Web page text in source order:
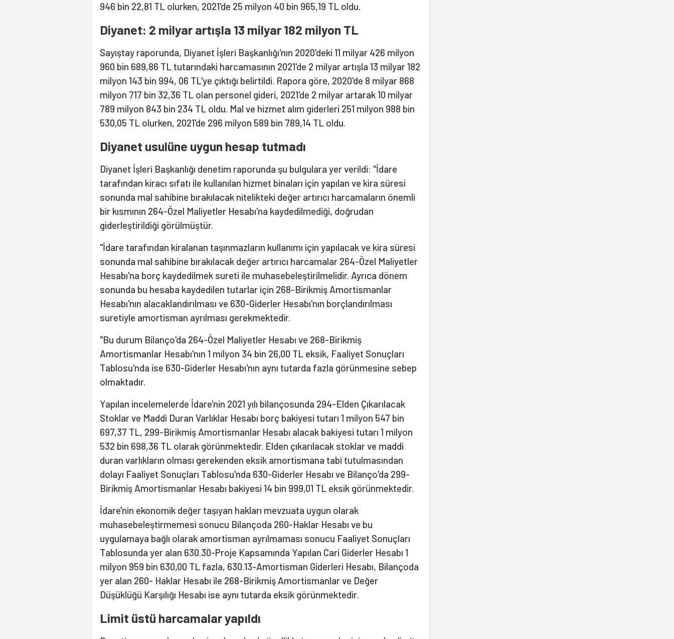
946 bin 22,81 TL olurken, 2021'de 25 milyon 40 bin 965,19 TL oldu.
Diyanet: 2 milyar artışla 13 milyar 182 milyon TL
Sayıştay raporunda, Diyanet İşleri Başkanlığı'nın 2020'deki 11 milyar 426 milyon
960 bin 689,86 TL tutarındaki harcamasının 2021'de 2 milyar artışla 13 milyar 182
milyon 143 bin 994, 06 TL'ye çıktığı belirtildi. Rapora göre, 2020'de 8 milyar 868
milyon 717 bin 32,36 TL olan personel gideri, 2021'de 2 milyar artarak 10 milyar
789 milyon 843 bin 234 TL oldu. Mal ve hizmet alım giderleri 251 milyon 988 bin
530,05 TL olurken, 2021'de 296 milyon 589 bin 789,14 TL oldu.
Diyanet usulüne uygun hesap tutmadı
Diyanet İşleri Başkanlığı denetim raporunda şu bulgulara yer verildi: "İdare
tarafından kiracı sıfatı ile kullanılan hizmet binaları için yapılan ve kira süresi
sonunda mal sahibine bırakılacak nitelikteki değer artırıcı harcamaların önemli
bir kısmının 264-Özel Maliyetler Hesabı'na kaydedilmediği, doğrudan
giderleştirildiği görülmüştür.
"İdare tarafından kiralanan taşınmazların kullanımı için yapılacak ve kira süresi
sonunda mal sahibine bırakılacak değer artırıcı harcamalar 264-Özel Maliyetler
Hesabı'na borç kaydedilmek sureti ile muhasebeleştirilmelidir. Ayrıca dönem
sonunda bu hesaba kaydedilen tutarlar için 268-Birikmiş Amortismanlar
Hesabı'nın alacaklandırılması ve 630-Giderler Hesabı'nın borçlandırılması
suretiyle amortisman ayrılması gerekmektedir.
"Bu durum Bilanço'da 264-Özel Maliyetler Hesabı ve 268-Birikmiş
Amortismanlar Hesabı'nın 1 milyon 34 bin 26,00 TL eksik, Faaliyet Sonuçları
Tablosu'nda ise 630-Giderler Hesabı'nın aynı tutarda fazla görünmesine sebep
olmaktadır.
Yapılan incelemelerde İdare'nin 2021 yılı bilançosunda 294-Elden Çıkarılacak
Stoklar ve Maddi Duran Varlıklar Hesabı borç bakiyesi tutarı 1 milyon 547 bin
697,37 TL, 299-Birikmiş Amortismanlar Hesabı alacak bakiyesi tutarı 1 milyon
532 bin 698,36 TL olarak görünmektedir. Elden çıkarılacak stoklar ve maddi
duran varlıkların olması gerekenden eksik amortismana tabi tutulmasından
dolayı Faaliyet Sonuçları Tablosu'nda 630-Giderler Hesabı ve Bilanço'da 299-
Birikmiş Amortismanlar Hesabı bakiyesi 14 bin 999,01 TL eksik görünmektedir.
İdare'nin ekonomik değer taşıyan hakları mevzuata uygun olarak
muhasebeleştirmemesi sonucu Bilançoda 260-Haklar Hesabı ve bu
uygulamaya bağlı olarak amortisman ayrılmaması sonucu Faaliyet Sonuçları
Tablosunda yer alan 630.30-Proje Kapsamında Yapılan Cari Giderler Hesabı 1
milyon 959 bin 630,00 TL fazla, 630.13-Amortisman Giderleri Hesabı, Bilançoda
yer alan 260- Haklar Hesabı ile 268-Birikmiş Amortismanlar ve Değer
Düşüklüğü Karşılığı Hesabı ise aynı tutarda eksik görünmektedir.
Limit üstü harcamalar yapıldı